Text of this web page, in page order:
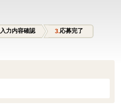
入力内容確認 応募完了